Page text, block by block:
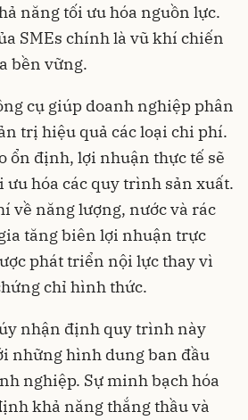
năng tối ưu hóa nguồn lực.
SMEs chính là vũ khí chiến
bền vững.
cụ giúp doanh nghiệp phân
trị hiệu quả các loại chi phí.
ổn định, lợi nhuận thực tế sẽ
hóa các quy trình sản xuất.
về năng lượng, nước và rác
tăng biên lợi nhuận trực
phát triển nội lực thay vì
chỉ hình thức.
nhận định quy trình này
những hình dung ban đầu
nghiệp. Sự minh bạch hóa
khả năng thắng thầu và